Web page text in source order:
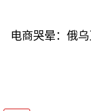
电商哭晕：俄